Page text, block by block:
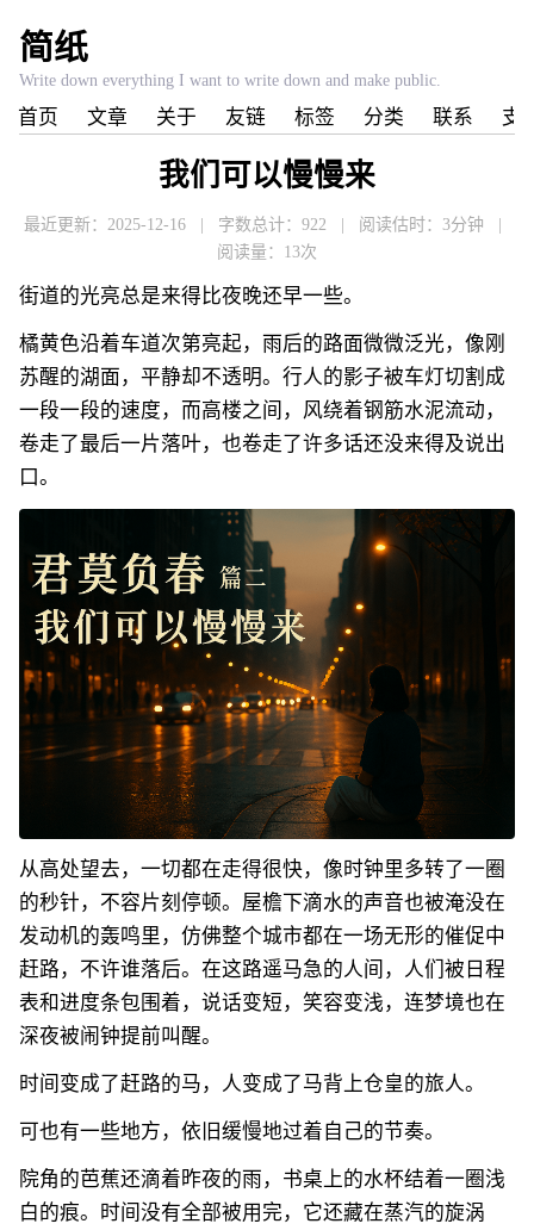
简纸
Write down everything I want to write down and make public.
首页 文章 关于 友链 标签 分类 联系 支
我们可以慢慢来
最近更新：2025-12-16| 字数总计：922 阅读估时：3分钟
阅读量： 13次
街道的光亮总是来得比夜晚还早一些。
橘黄色沿着车道次第亮起，雨后的路面微微泛光，像刚
苏醒的湖面，平静却不透明。行人的影子被车灯切割成
一段一段的速度，而高楼之间，风绕着钢筋水泥流动，
卷走了最后一片落叶，也卷走了许多话还没来得及说出
口。
从高处望去，一切都在走得很快，像时钟里多转了一圈
的秒针，不容片刻停顿。屋檐下滴水的声音也被淹没在
发动机的轰鸣里，仿佛整个城市都在一场无形的催促中
赶路，不许谁落后。在这路遥马急的人间，人们被日程
表和进度条包围着，说话变短，笑容变浅，连梦境也在
深夜被闹钟提前叫醒。
时间变成了赶路的马，人变成了马背上仓皇的旅人。
可也有一些地方，依旧缓慢地过着自己的节奏。
院角的芭蕉还滴着昨夜的雨，书桌上的水杯结着一圈浅
白的痕。时间没有全部被用完，它还藏在蒸汽的旋涡